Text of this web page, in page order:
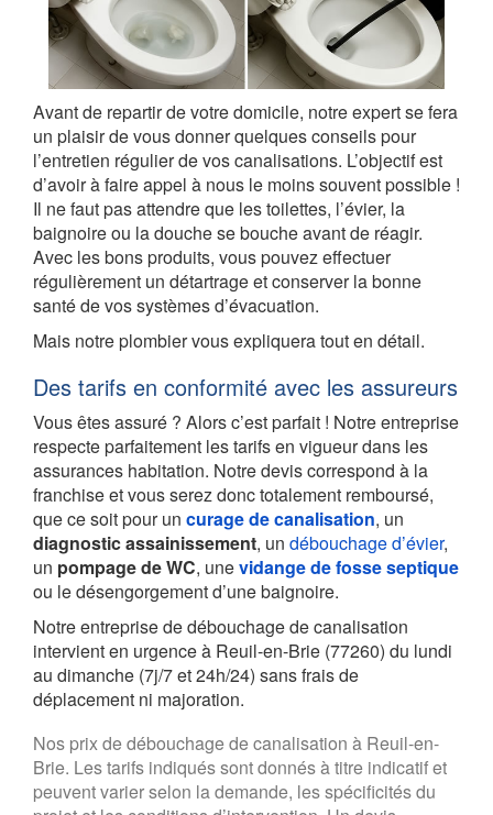
Avant de repartir de votre domicile, notre expert se fera
un plaisir de vous donner quelques conseils pour
l’entretien régulier de vos canalisations. L’objectif est
d’avoir à faire appel à nous le moins souvent possible !
Il ne faut pas attendre que les toilettes, l’évier, la
baignoire ou la douche se bouche avant de réagir.
Avec les bons produits, vous pouvez effectuer
régulièrement un détartrage et conserver la bonne
santé de vos systèmes d’évacuation.
Mais notre plombier vous expliquera tout en détail.
Des tarifs en conformité avec les assureurs
Vous êtes assuré ? Alors c’est parfait ! Notre entreprise
respecte parfaitement les tarifs en vigueur dans les
assurances habitation. Notre devis correspond à la
franchise et vous serez donc totalement remboursé,
que ce soit pour un curage de canalisation, un
diagnostic assainissement, un débouchage d’évier,
un pompage de WC, unevidange de fosse septique
ou le désengorgement d’une baignoire.
Notre entreprise de débouchage de canalisation
intervient en urgence à Reuil-en-Brie (77260) du lundi
au dimanche (7j/7 et 24h/24) sans frais de
déplacement ni majoration.
Nos prix de débouchage de canalisation à Reuil-en-
Brie. Les tarifs indiqués sont donnés à titre indicatif et
peuvent varier selon la demande, les spécificités du